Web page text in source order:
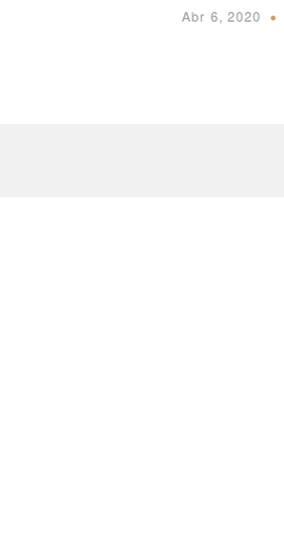
Abr 6, 2020